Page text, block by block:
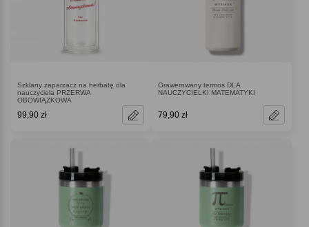
Szklany zaparzacz na herbatę dla
nauczyciela PRZERWA
OBOWIĄZKOWA
99,90 zł
Grawerowany termos DLA
NAUCZYCIELKI MATEMATYKI
79,90 zł